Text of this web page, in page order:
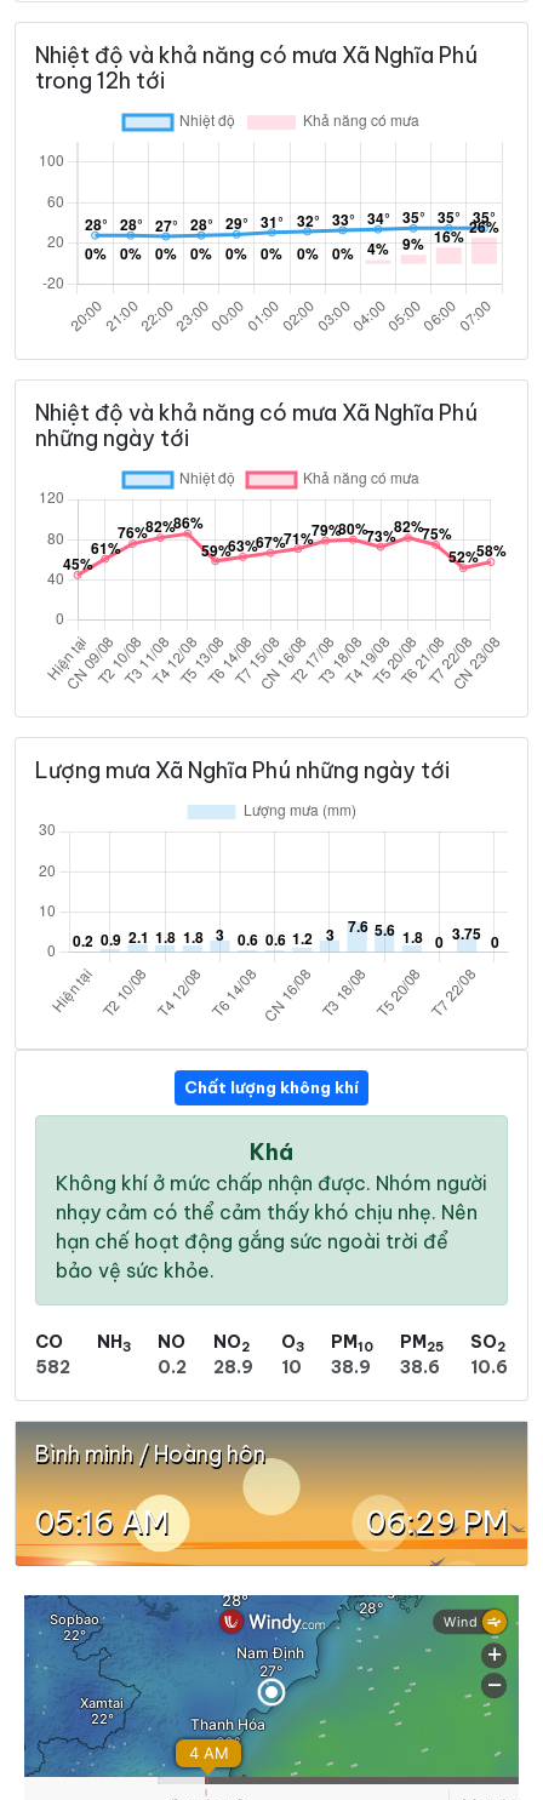
Nhiệt độ và khả năng có mưa Xã Nghĩa Phú
trong 12h tới
Nhiệt độ và khả năng có mưa Xã Nghĩa Phú
những ngày tới
Lượng mưa Xã Nghĩa Phú những ngày tới
Chất lượng không khí
Khá
Không khí ở mức chấp nhận được. Nhóm người
nhạy cảm có thể cảm thấy khó chịu nhẹ. Nên
hạn chế hoạt động gắng sức ngoài trời để
bảo vệ sức khỏe.
CO
582
NH3
NO
0.2
NO2
28.9
O3
10
PM10
38.9
PM25
38.6
SO2
10.6
Bình minh / Hoàng hôn
05:16 AM 06:29 PM